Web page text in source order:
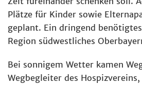
Plätze für Kinder sowie
geplant. Ein dringend
Region südwestliches
Bei sonnigem Wetter kamen
Wegbegleiter des